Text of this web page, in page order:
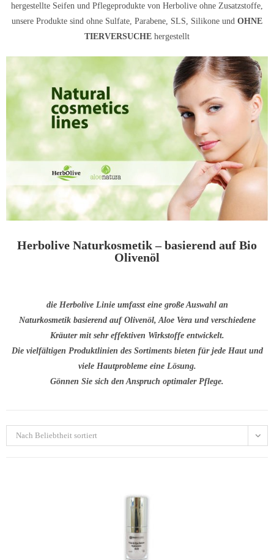
hergestellte Seifen und Pflegeprodukte von Herbolive ohne Zusatzstoffe,
unsere Produkte sind ohne Sulfate, Parabene, SLS, Silikone und OHNE
TIERVERSUCHE hergestellt
Herbolive Naturkosmetik – basierend auf Bio
Olivenöl
die Herbolive Linie umfasst eine große Auswahl an
Naturkosmetik basierend auf Olivenöl, Aloe Vera und verschiedene
Kräuter mit sehr effektiven Wirkstoffe entwickelt.
Die vielfältigen Produktlinien des Sortiments bieten für jede Haut und
viele Hautprobleme eine Lösung.
Gönnen Sie sich den Anspruch optimaler Pflege.
Nach Beliebtheit sortiert